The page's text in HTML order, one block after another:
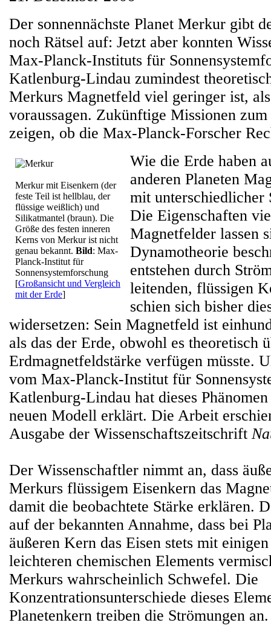
Der sonnennächste Planet Merkur gibt
noch Rätsel auf: Jetzt aber konnten
Max-Planck-Instituts für
Katlenburg-Lindau zumindest
Merkurs Magnetfeld viel geringer ist,
voraussagen. Zukünftige Missionen
zeigen, ob die Max-Planck-Forscher
Merkur mit Eisenkern (der
feste Teil ist hellblau, der
flüssige weißlich) und
Silikatmantel (braun). Die
Größe des festen inneren
Kerns von Merkur ist nicht
genau bekannt. Bild: Max-
Planck-Institut für
Sonnensystemforschung
[Großansicht und Vergleich
mit der Erde]
Wie die Erde haben
anderen Planeten
mit unterschiedlicher
Die Eigenschaften
Magnetfelder lassen
Dynamotheorie
entstehen durch
leitenden, flüssigen
schien sich bisher
widersetzen: Sein Magnetfeld ist
als das der Erde, obwohl es theoretisch
Erdmagnetfeldstärke verfügen müsste.
vom Max-Planck-Institut für
Katlenburg-Lindau hat dieses
neuen Modell erklärt. Die Arbeit
Ausgabe der Wissenschaftszeitschrift
Der Wissenschaftler nimmt an, dass
Merkurs flüssigem Eisenkern das
damit die beobachtete Stärke erklären.
auf der bekannten Annahme, dass bei
äußeren Kern das Eisen stets mit
leichteren chemischen Elements
Merkurs wahrscheinlich Schwefel. Die
Konzentrationsunterschiede dieses
Planetenkern treiben die Strömungen an.